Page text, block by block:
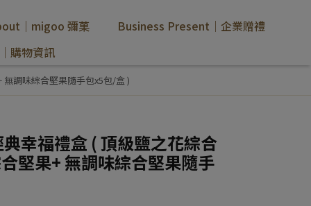
｜migoo 彌菓
Business Present｜企業贈禮
購物資訊
調味綜合堅果隨手包x5包/盒 )
幸福禮盒 ( 頂級鹽之花綜合
堅果+ 無調味綜合堅果隨手